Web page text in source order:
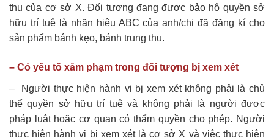
thu của cơ sở X. Đối tượng đang được bảo hộ quyền sở
hữu trí tuệ là nhãn hiệu ABC của anh/chị đã đăng kí cho
sản phẩm bánh kẹo, bánh trung thu.
– Có yếu tố xâm phạm trong đối tượng bị xem xét
– Người thực hiện hành vi bị xem xét không phải là chủ
thể quyền sở hữu trí tuệ và không phải là người được
pháp luật hoặc cơ quan có thẩm quyền cho phép. Người
thực hiện hành vi bị xem xét là cơ sở X và việc thực hiện